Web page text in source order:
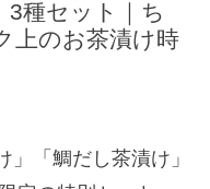
3種セット｜ち
上のお茶漬け時
」「鯛だし茶漬け」